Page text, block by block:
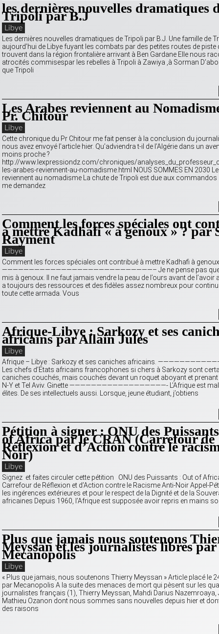
les dernières nouvelles dramatiques
Tripoli par B.J
Libye
Les dernières nouvelles dramatiques de Tripoli par B.J. Une famille de
aujourd’hui de Libye fuyant les combats par des petites routes de piste
trouvent dans la région frontalière arrivant à Ben Gardane Elle nous
atrocités commisespar les rebelles à Tripoli à Zawiya ,à Sorman
que Tripoli
Les Arabes reviennent au
Pr. Chitour
Libye
Cette chronique du Pr Chitour me fait penser à la conclusion du
nous avez envoyé l’article hier. Qu’adviendra t-il de l’Algérie dans un
moins proche ?
http://www.lexpressiondz.com/chroniques/
les-arabes-reviennent-au-nomadisme.html NOUS SOMMES EN 2030
reviennent au nomadisme La chute de Tripoli est due aux commandos
me demandez
Comment les forces spéciales ont
à mettre Kadhafi « à genoux » ? par
Rayment
Libye
Comment les forces spéciales ont contribué à mettre Kadhafi à
————————————————————————————– Je ne pense pas que
mis à genoux. Il ne faut jamais vendre la peau de l’ours avant de l’avoir
a toujours des ressources et des fidèles assez nombreux pour
toute cette armada. Vous
Afrique-Libye : Sarkozy et ses
africains par Allain Jules
Libye
Afrique – Libye : Sarkozy et ses caniches africains.
Les chefs d’Etats africains francophones si chers à Sarkozy sont
caniches couchés, mais couchés devant un roquet aboyant et
N-Y et Tel Aviv. Ginette ——————————————————- L’Afrique est
élites. De ses intellectuels aussi. Lorsque, jeune étudiant, j’obtiens
Pétition à signer : ONU des
of Africa par le CRAN (Carrefour de
Réflexion et d’Action contre le
Noir)
Libye
Signez et faites circuler cette pétition ONU des Puissants : Out of
Carrefour de Réflexion et d’Action contre le Racisme Anti-Noir Appel-
les ingérences extérieures et pour le respect de la Dignité et de la
africaines Depuis 1960, l’Afrique est supposée avoir repris en mains
Plus que jamais nous soutenons
Meyssan et les journalistes libres par
Mecanopolis
Libye
« Plus que jamais, nous soutenons Thierry Meyssan » Article placé le
par Mecanopolis A la suite des menaces de mort qui pèsent sur les
journalistes français (1), Thierry Meyssan, Mahdi Darius Nazemroaya,
Mathieu Ozanon dont nous sommes sans nouvelles depuis hier et
des raisons